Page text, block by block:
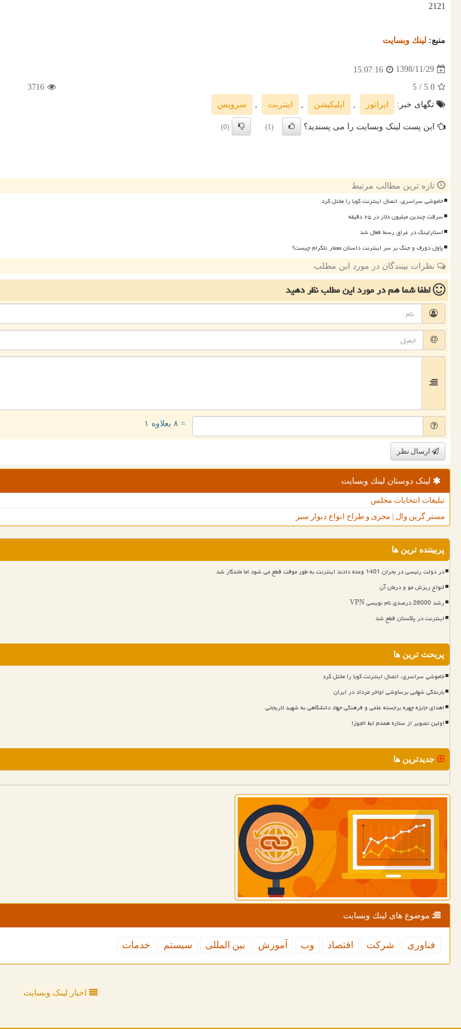
2121
منبع: لینك وبسایت
1398/11/29
15:07:16
5.0
/ 5
3716
تگهای خبر:
اپراتور , اپلیكیشن , اینترنت , سرویس
این پست لینک وبسایت را می پسندید؟ (1)
(0)
تازه ترین مطالب مرتبط
خاموشی سراسری، اتصال اینترنت کوبا را مختل کرد
سرقت چندین میلیون دلار در ۲۵ دقیقه
استارلینک در عراق رسما فعال شد
پاول دورف و جنگ بر سر اینترنت داستان معمار تلگرام چیست؟
نظرات بینندگان در مورد این مطلب
لطفا شما همدر مورد این مطلبنظر دهید
= ۸ بعلاوه ۱
ارسال نظر
لینک دوستان لینك وبسایت
تبلیغات انتخابات مجلس
مستر گرین وال | مجری و طراح انواع دیوار سبز
پربیننده ترین ها
در دولت رئیسی در بحران 1401 وعده دادند اینترنت به طور موقت قطع می شود اما ماندگار شد
انواع ریزش مو و درمان آن
رشد 26000 درصدی نام نویسی VPN
اینترنت در پاکستان قطع شد
پربحث ترین ها
خاموشی سراسری، اتصال اینترنت کوبا را مختل کرد
بارندگی شهابی برساوشی اواخر مرداد در ایران
اهدای جایزه چهره برجسته علمی و فرهنگی جهاد دانشگاهی به شهید لاریجانی
اولین تصویر از ستاره همدم ابط الجوزا
جدیدترین ها
موضوع های لینك وبسایت
فناوری شركت اقتصاد وب آموزش بین المللی سیستم خدمات
اخبار لینک وبسایت